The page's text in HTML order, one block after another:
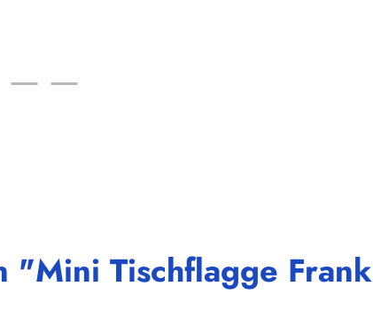
"Mini Tischflagge